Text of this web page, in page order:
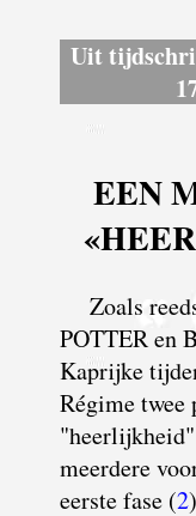
Uit
EEN
Zoals
POTTER en
Kaprijke
Régime twee
meerdere
eerste fase (2